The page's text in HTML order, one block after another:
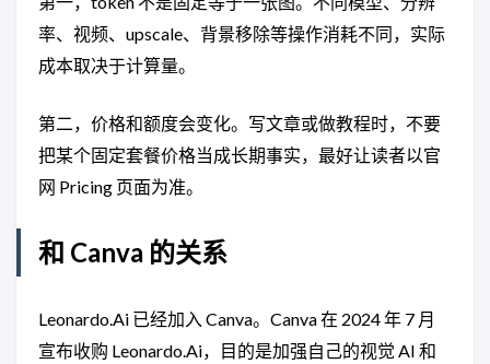
率、视频、upscale、背景移除等操作消耗不同，实际
成本取决于计算量。
第二，价格和额度会变化。写文章或做教程时，不要
把某个固定套餐价格当成长期事实，最好让读者以官
网 Pricing 页面为准。
和 Canva 的关系
Leonardo.Ai 已经加入 Canva。Canva 在 2024 年 7 月
宣布收购 Leonardo.Ai，目的是加强自己的视觉 AI 和